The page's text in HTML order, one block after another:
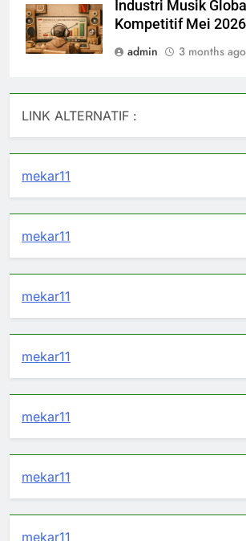
Industri Musik
Kompetitif Mei 2026
admin
3 months ago
LINK ALTERNATIF :
mekar11
mekar11
mekar11
mekar11
mekar11
mekar11
mekar11